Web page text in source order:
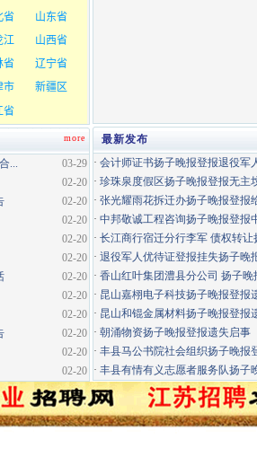
最新发布
· 会计师证书扬子晚报登报退役军
· 珍珠泉度假区扬子晚报登报无主
· 张光耀雨花拆迁办扬子晚报登报
· 中邦敬诚工程咨询扬子晚报登报
· 长江商行宿迁分行李军 债权转让
· 退役军人优待证登报挂失扬子晚
· 香山红叶集团澧县分公司 扬子晚
· 昆山嘉栩电子科技扬子晚报登报
· 昆山和锟金属材料扬子晚报登报
· 朝涌物资扬子晚报登报遗失启事
· 丰县马公书院社会组织扬子晚报
· 丰县有情有义志愿者服务队扬子
more
03-29
...
02-20
02-20
02-20
02-20
02-20
02-20
02-20
02-20
02-20
02-20
02-20